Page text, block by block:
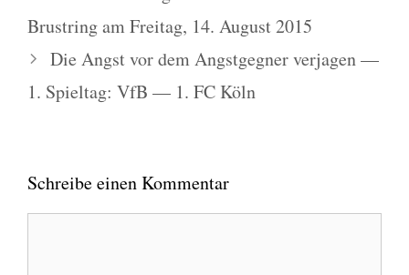
Brustring am Freitag, 14. August 2015
Die Angst vor dem Angstgegner verjagen —
1. Spieltag: VfB — 1. FC Köln
Schreibe einen Kommentar
Kommentar